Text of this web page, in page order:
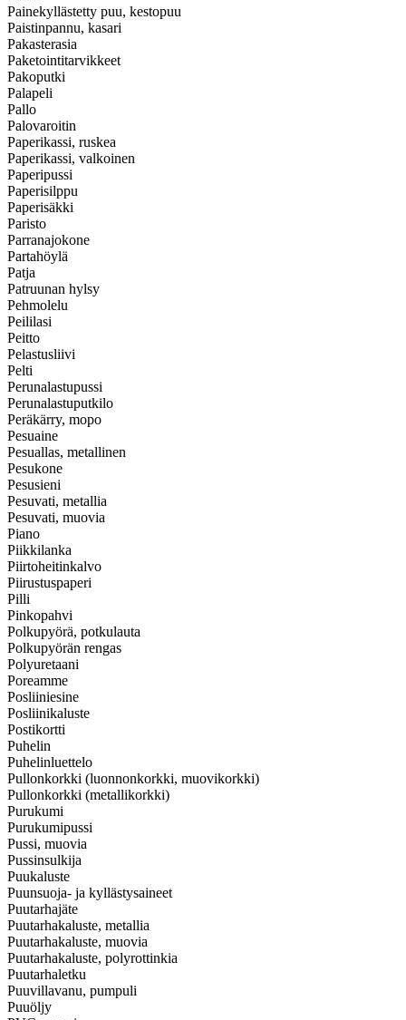
Painekyllästetty puu, kestopuu
Paistinpannu, kasari
Pakasterasia
Paketointitarvikkeet
Pakoputki
Palapeli
Pallo
Palovaroitin
Paperikassi, ruskea
Paperikassi, valkoinen
Paperipussi
Paperisilppu
Paperisäkki
Paristo
Parranajokone
Partahöylä
Patja
Patruunan hylsy
Pehmolelu
Peililasi
Peitto
Pelastusliivi
Pelti
Perunalastupussi
Perunalastuputkilo
Peräkärry, mopo
Pesuaine
Pesuallas, metallinen
Pesukone
Pesusieni
Pesuvati, metallia
Pesuvati, muovia
Piano
Piikkilanka
Piirtoheitinkalvo
Piirustuspaperi
Pilli
Pinkopahvi
Polkupyörä, potkulauta
Polkupyörän rengas
Polyuretaani
Poreamme
Posliiniesine
Posliinikaluste
Postikortti
Puhelin
Puhelinluettelo
Pullonkorkki (luonnonkorkki, muovikorkki)
Pullonkorkki (metallikorkki)
Purukumi
Purukumipussi
Pussi, muovia
Pussinsulkija
Puukaluste
Puunsuoja- ja kyllästysaineet
Puutarhajäte
Puutarhakaluste, metallia
Puutarhakaluste, muovia
Puutarhakaluste, polyrottinkia
Puutarhaletku
Puuvillavanu, pumpuli
Puuöljy